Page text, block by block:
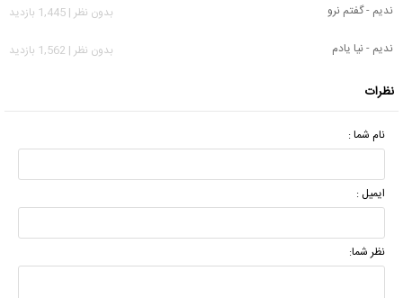
ندیم - گفتم نرو
بدون نظر | 1,445 بازدید
ندیم - نیا یادم
بدون نظر | 1,562 بازدید
نظرات
نام شما :
ایمیل :
نظر شما: